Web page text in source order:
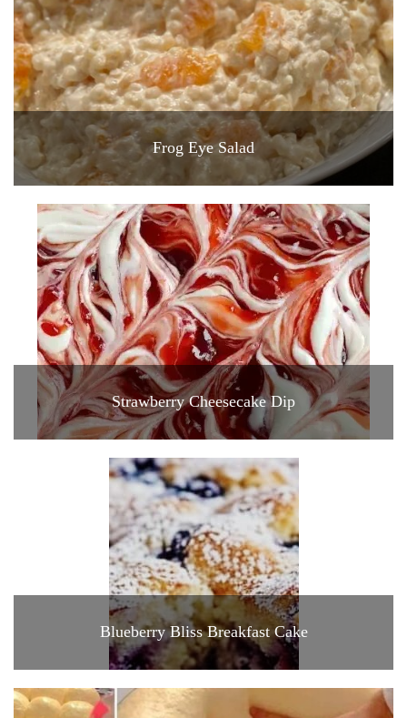
Frog Eye Salad
Strawberry Cheesecake Dip
Blueberry Bliss Breakfast Cake